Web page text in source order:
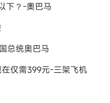
下？-奧巴马
总统奥巴马
仅需399元-三架飞机